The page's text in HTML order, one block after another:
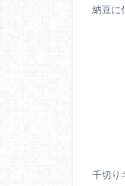
納豆に
千切り